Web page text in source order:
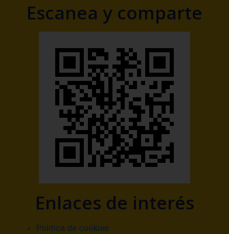
Escanea y comparte
Enlaces de interés
Política de cookies